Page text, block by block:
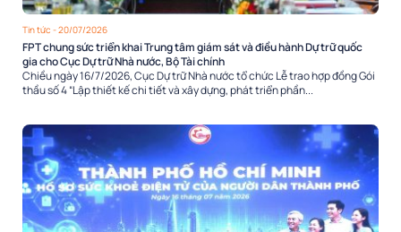
Tin tức - 20/07/2026
FPT chung sức triển khai Trung tâm giám sát và điều hành Dự trữ quốc
gia cho Cục Dự trữ Nhà nước, Bộ Tài chính
Chiều ngày 16/7/2026, Cục Dự trữ Nhà nước tổ chức Lễ trao hợp đồng Gói
thầu số 4 “Lập thiết kế chi tiết và xây dựng, phát triển phần...